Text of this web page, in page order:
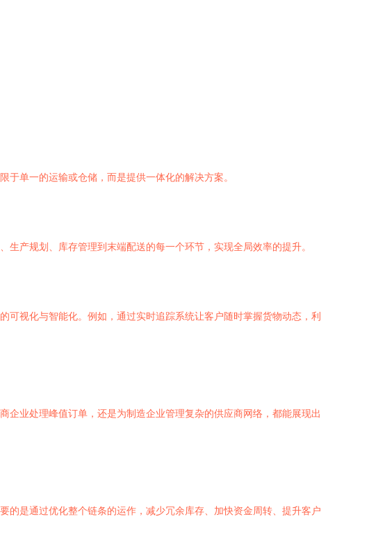
单一的运输或仓储，而是提供一体化的解决方案。
产规划、库存管理到末端配送的每一个环节，实现全局效率的提升。
视化与智能化。例如，通过实时追踪系统让客户随时掌握货物动态，利
业处理峰值订单，还是为制造企业管理复杂的供应商网络，都能展现出
是通过优化整个链条的运作，减少冗余库存、加快资金周转、提升客户